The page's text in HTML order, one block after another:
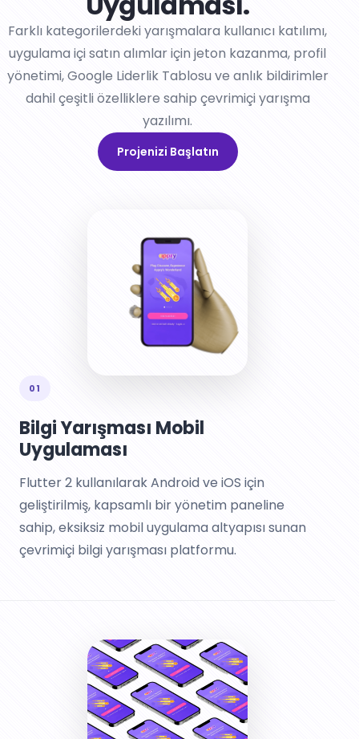
Farklı kategorilerdeki yarışmalara kullanıcı katılımı,
uygulama içi satın alımlar için jeton kazanma, profil
yönetimi, Google Liderlik Tablosu ve anlık bildirimler
dahil çeşitli özelliklere sahip çevrimiçi yarışma
yazılımı.
Projenizi Başlatın
01
Bilgi Yarışması Mobil
Uygulaması
Flutter 2 kullanılarak Android ve iOS için
geliştirilmiş, kapsamlı bir yönetim paneline
sahip, eksiksiz mobil uygulama altyapısı sunan
çevrimiçi bilgi yarışması platformu.